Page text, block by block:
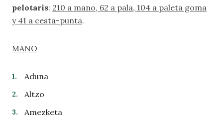
pelotaris: 210 a mano, 62 a pala, 104 a paleta goma
y 41 a cesta-punta.
MANO
Aduna
Altzo
Amezketa